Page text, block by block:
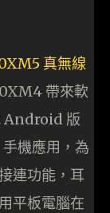
真無線
帶來軟
Android 版
機應用，為
連功能，耳
平板電腦在